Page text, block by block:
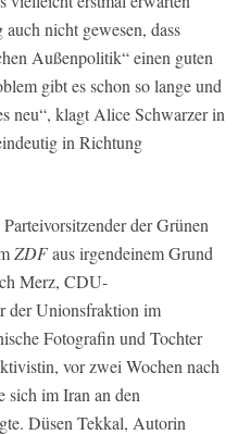
nicht gewesen, dass
Außenpolitik“ einen guten
gibt es schon so lange und
neu“, klagt Alice Schwarzer in
in Richtung
der Grünen
ZDFaus irgendeinem Grund
Merz, CDU-
der Unionsfraktion im
Fotografin und Tochter
vor zwei Wochen nach
sich im Iran an den
Düsen Tekkal, Autorin